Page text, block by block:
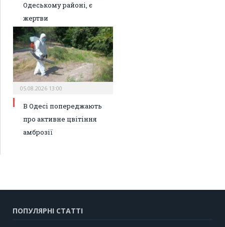
Одеському районі, є
жертви
05.08.2026 13:00
В Одесі попереджають
про активне цвітіння
амброзії
ПОПУЛЯРНІ СТАТТІ